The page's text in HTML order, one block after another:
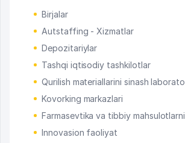
Birjalar
Autstaffing - Xizmatlar
Depozitariylar
Tashqi iqtisodiy tashkilotlar
Qurilish materiallarini sinash
Kovorking markazlari
Farmasevtika va tibbiy
Innovasion faoliyat